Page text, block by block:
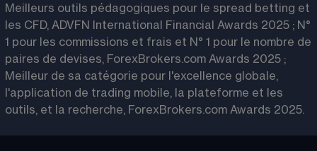
Meilleurs outils pédagogiques pour le spread betting et
les CFD, ADVFN International Financial Awards 2025 ; N°
1 pour les commissions et frais et N° 1 pour le nombre de
paires de devises, ForexBrokers.com Awards 2025 ;
Meilleur de sa catégorie pour l'excellence globale,
l'application de trading mobile, la plateforme et les
outils, et la recherche, ForexBrokers.com Awards 2025.